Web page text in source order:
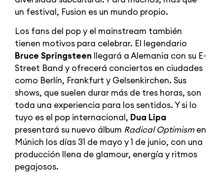
un festival, Fusion es un mundo propio.
Los fans del pop y el mainstream también
tienen motivos para celebrar. El legendario
Bruce Springsteen llegará a Alemania con su E-
Street Band y ofrecerá conciertos en ciudades
como Berlín, Frankfurt y Gelsenkirchen. Sus
shows, que suelen durar más de tres horas, son
toda una experiencia para los sentidos. Y si lo
tuyo es el pop internacional, Dua Lipa
presentará su nuevo álbum Radical Optimismen
Múnich los días 31 de mayo y 1 de junio, con una
producción llena de glamour, energía y ritmos
pegajosos.